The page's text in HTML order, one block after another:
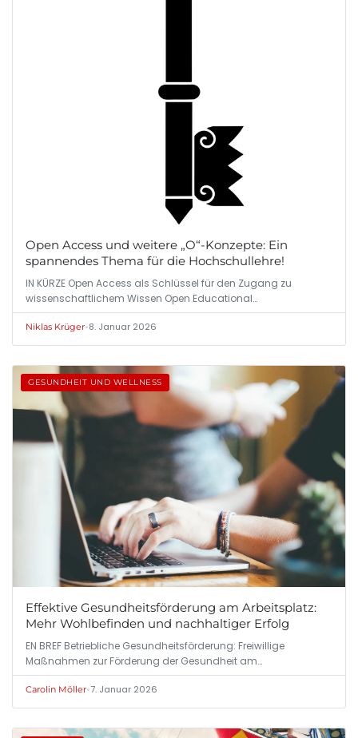
Open Access und weitere „O“-Konzepte: Ein
spannendes Thema für die Hochschullehre!
IN KÜRZE Open Access als Schlüssel für den Zugang zu
wissenschaftlichem Wissen Open Educational…
Niklas Krüger•8. Januar 2026
GESUNDHEIT UND WELLNESS
Effektive Gesundheitsförderung am Arbeitsplatz:
Mehr Wohlbefinden und nachhaltiger Erfolg
EN BREF Betriebliche Gesundheitsförderung: Freiwillige
Maßnahmen zur Förderung der Gesundheit am…
Carolin Möller•7. Januar 2026